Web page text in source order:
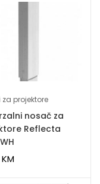
za projektore
nosač za
Reflecta
KM